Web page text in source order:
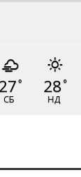
27°
СБ
28°
НД